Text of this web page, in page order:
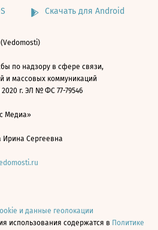
Скачать для Android
по надзору в сфере связи,
и массовых коммуникаций
г. ЭЛ № ФС 77-79546
Медиа»
Ирина Сергеевна
и данные геолокации
использования содержатся в Политике